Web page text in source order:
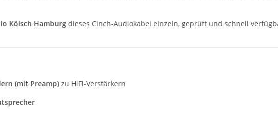
Kölsch Hamburg dieses Cinch-Audiokabel einzeln, geprüft und schnell
(mit Preamp) zu HiFi-Verstärkern